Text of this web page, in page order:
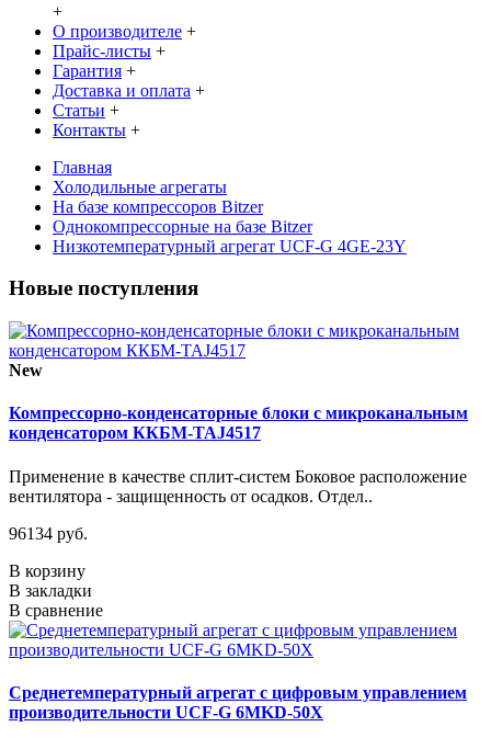
+
О производителе +
Прайс-листы +
Гарантия +
Доставка и оплата +
Статьи +
Контакты +
Главная
Холодильные агрегаты
На базе компрессоров Bitzer
Однокомпрессорные на базе Bitzer
Низкотемпературный агрегат UCF-G 4GE-23Y
Новые поступления
New
Компрессорно-конденсаторные блоки с микроканальным
конденсатором ККБМ-TAJ4517
Применение в качестве сплит-систем Боковое расположение
вентилятора - защищенность от осадков. Отдел..
96134 руб.
В корзину
В закладки
В сравнение
Среднетемпературный агрегат с цифровым управлением
производительности UCF-G 6MKD-50X